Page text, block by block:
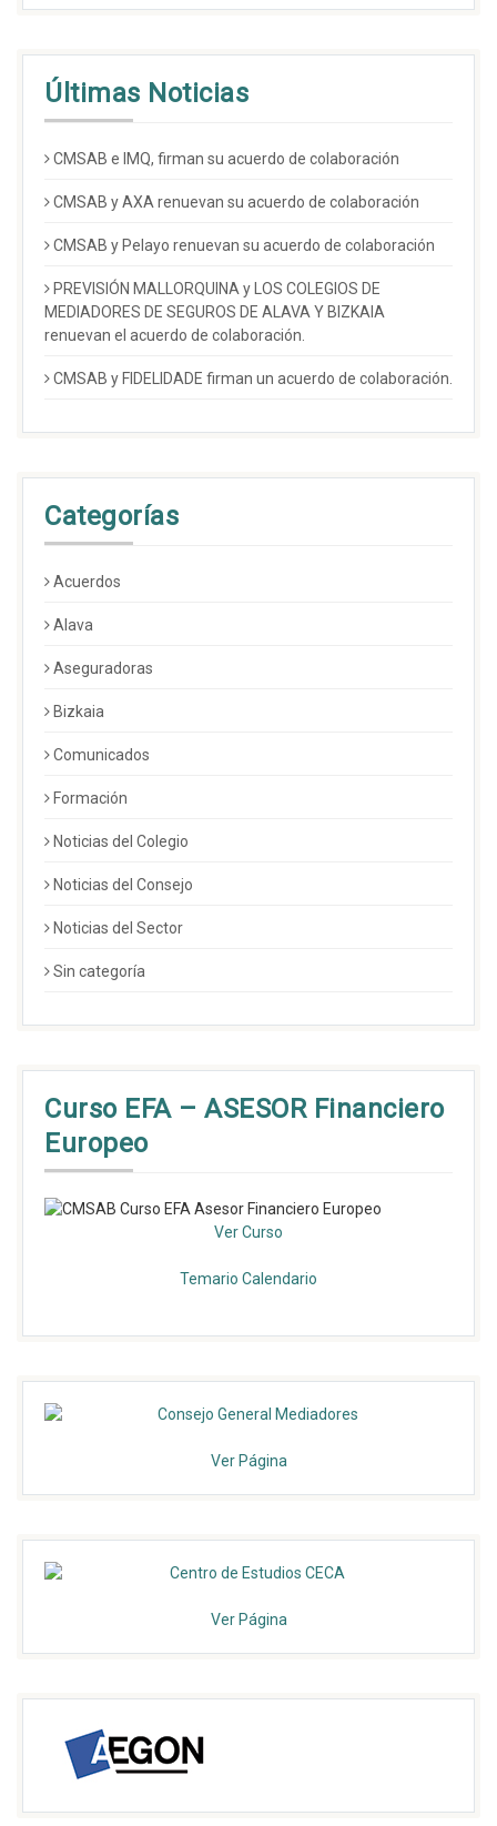
Últimas Noticias
CMSAB e IMQ, firman su acuerdo de colaboración
CMSAB y AXA renuevan su acuerdo de colaboración
CMSAB y Pelayo renuevan su acuerdo de colaboración
PREVISIÓN MALLORQUINA y LOS COLEGIOS DE
MEDIADORES DE SEGUROS DE ALAVA Y BIZKAIA
renuevan el acuerdo de colaboración.
CMSAB y FIDELIDADE firman un acuerdo de colaboración.
Categorías
Acuerdos
Alava
Aseguradoras
Bizkaia
Comunicados
Formación
Noticias del Colegio
Noticias del Consejo
Noticias del Sector
Sin categoría
Curso EFA – ASESOR Financiero
Europeo
Ver Curso
Temario Calendario
Ver Página
Ver Página